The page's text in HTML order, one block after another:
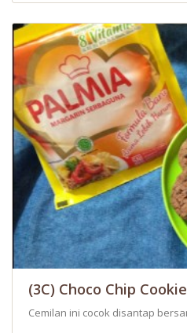
(3C) Choco Chip
Cemilan ini cocok disantap